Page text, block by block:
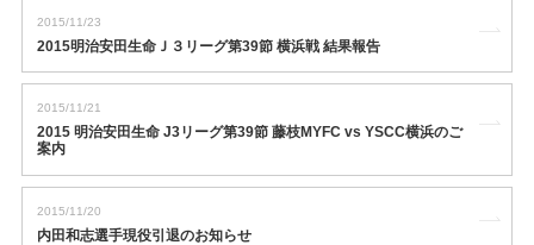
2015/11/23
2015明治安田生命Ｊ３リーグ第39節 横浜戦 結果報告
2015/11/21
2015 明治安田生命 J3リーグ第39節 藤枝MYFC vs YSCC横浜のご
案内
2015/11/20
内田和志選手現役引退のお知らせ